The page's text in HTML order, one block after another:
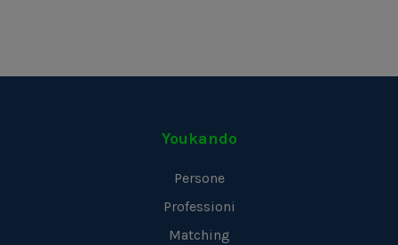
Youkando
Persone
Professioni
Matching